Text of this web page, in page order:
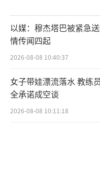
以媒：穆杰塔巴被紧急
情传闻四起
2026-08-08 10:40:37
女子带娃漂流落水 教练
全承诺成空谈
2026-08-08 10:11:18